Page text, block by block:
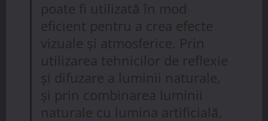
poate fi utilizată în mod
eficient pentru a crea efecte
vizuale și atmosferice. Prin
utilizarea tehnicilor de reflexie
și difuzare a luminii naturale,
și prin combinarea luminii
naturale cu lumina artificială,